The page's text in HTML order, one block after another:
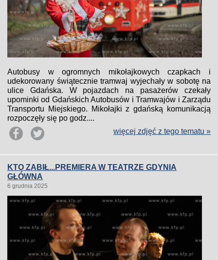
Autobusy w ogromnych mikołajkowych czapkach i
udekorowany świątecznie tramwaj wyjechały w sobotę na
ulice Gdańska. W pojazdach na pasażerów czekały
upominki od Gdańskich Autobusów i Tramwajów i Zarządu
Transportu Miejskiego. Mikołajki z gdańską komunikacją
rozpoczęły się po godz....
więcej zdjęć z tego tematu »
KTO ZABIŁ...PREMIERA W TEATRZE GDYNIA
GŁÓWNA
6 grudnia 2025